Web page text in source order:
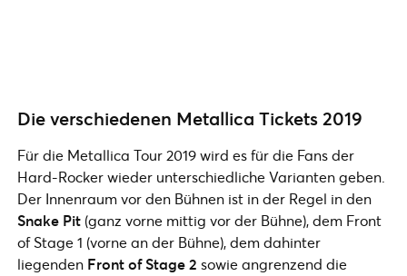
Die verschiedenen Metallica Tickets 2019
Für die Metallica Tour 2019 wird es für die Fans der
Hard-Rocker wieder unterschiedliche Varianten geben.
Der Innenraum vor den Bühnen ist in der Regel in den
Snake Pit (ganz vorne mittig vor der Bühne), dem Front
of Stage 1 (vorne an der Bühne), dem dahinter
liegenden Front of Stage 2 sowie angrenzend die